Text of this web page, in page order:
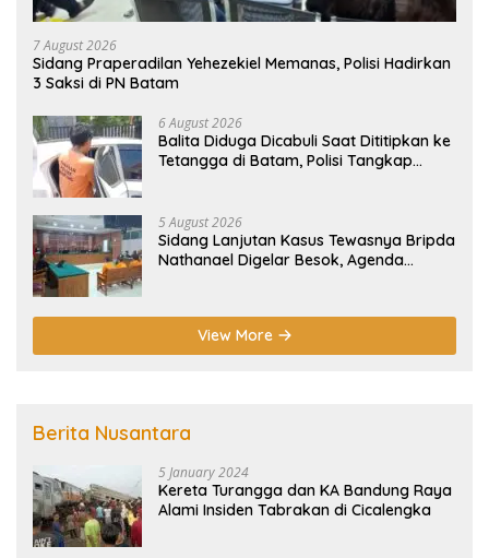
7 August 2026
Sidang Praperadilan Yehezekiel Memanas, Polisi Hadirkan
3 Saksi di PN Batam
6 August 2026
Balita Diduga Dicabuli Saat Dititipkan ke
Tetangga di Batam, Polisi Tangkap
5 August 2026
Sidang Lanjutan Kasus Tewasnya Bripda
Nathanael Digelar Besok, Agenda
View More
Berita Nusantara
5 January 2024
Kereta Turangga dan KA Bandung Raya
Alami Insiden Tabrakan di Cicalengka